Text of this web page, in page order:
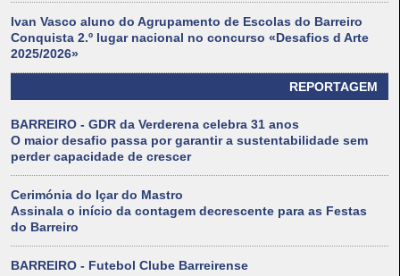
Ivan Vasco aluno do Agrupamento de Escolas do Barreiro
Conquista 2.º lugar nacional no concurso «Desafios d Arte
2025/2026»
REPORTAGEM
BARREIRO - GDR da Verderena celebra 31 anos
O maior desafio passa por garantir a sustentabilidade sem
perder capacidade de crescer
Cerimónia do Içar do Mastro
Assinala o início da contagem decrescente para as Festas
do Barreiro
BARREIRO - Futebol Clube Barreirense